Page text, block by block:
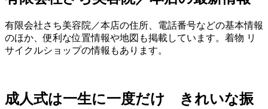
有限会社さち美容院／本店の住所、電話番号などの基本情報
のほか、便利な位置情報や地図も掲載しています。着物 リ
サイクルショップの情報もあります。
成人式は一生に一度だけ きれいな振